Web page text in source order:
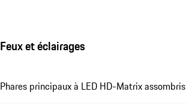
Feux et éclairages
Phares principaux à LED HD-Matrix assombris